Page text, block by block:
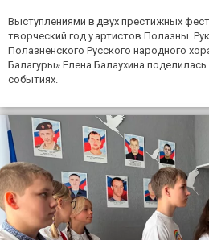
Выступлениями в двух престижных
творческий год у артистов Полазны.
Полазненского Русского народного
Балагуры» Елена Балаухина
событиях.